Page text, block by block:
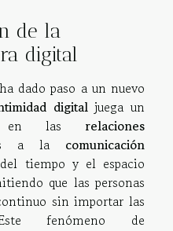
de la
digital
dado paso a un nuevo
digitaljuega un
en las relaciones
a la comunicación
tiempo y el espacio
que las personas
sin importar las
fenómeno de